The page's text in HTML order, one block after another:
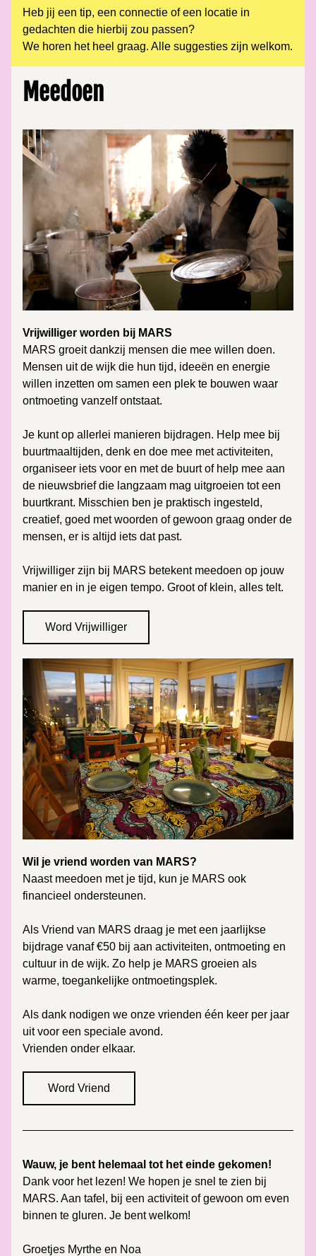
Heb jij een tip, een connectie of een locatie in
gedachten die hierbij zou passen?
We horen het heel graag. Alle suggesties zijn welkom.
Meedoen
Vrijwilliger worden bij MARS
MARS groeit dankzij mensen die mee willen doen.
Mensen uit de wijk die hun tijd, ideeën en energie
willen inzetten om samen een plek te bouwen waar
ontmoeting vanzelf ontstaat.
Je kunt op allerlei manieren bijdragen. Help mee bij
buurtmaaltijden, denk en doe mee met activiteiten,
organiseer iets voor en met de buurt of help mee aan
de nieuwsbrief die langzaam mag uitgroeien tot een
buurtkrant. Misschien ben je praktisch ingesteld,
creatief, goed met woorden of gewoon graag onder de
mensen, er is altijd iets dat past.
Vrijwilliger zijn bij MARS betekent meedoen op jouw
manier en in je eigen tempo. Groot of klein, alles telt.
Word Vrijwilliger
Wil je vriend worden van MARS?
Naast meedoen met je tijd, kun je MARS ook
financieel ondersteunen.
Als Vriend van MARS draag je met een jaarlijkse
bijdrage vanaf €50 bij aan activiteiten, ontmoeting en
cultuur in de wijk. Zo help je MARS groeien als
warme, toegankelijke ontmoetingsplek.
Als dank nodigen we onze vrienden één keer per jaar
uit voor een speciale avond.
Vrienden onder elkaar.
Word Vriend
Wauw, je bent helemaal tot het einde gekomen!
Dank voor het lezen! We hopen je snel te zien bij
MARS. Aan tafel, bij een activiteit of gewoon om even
binnen te gluren. Je bent welkom!
Groetjes Myrthe en Noa